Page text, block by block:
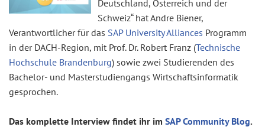
Deutschland, Österreich und der
Schweiz“ hat Andre Biener,
Verantwortlicher für das SAP University Alliances Programm
in der DACH-Region, mit Prof. Dr. Robert Franz (Technische
Hochschule Brandenburg) sowie zwei Studierenden des
Bachelor- und Masterstudiengangs Wirtschaftsinformatik
gesprochen.
Das komplette Interview findet ihr im SAP Community Blog.